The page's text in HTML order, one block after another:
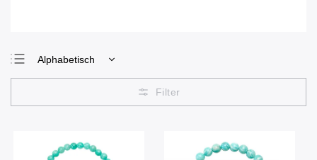
Alphabetisch
Günstigste
Teuerste